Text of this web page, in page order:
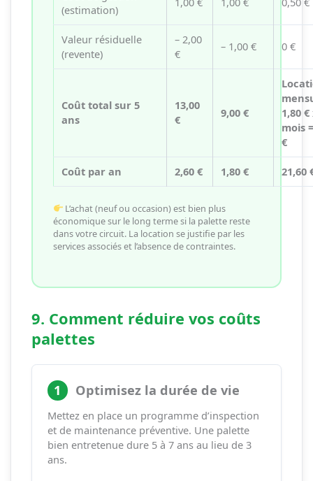
(estimation)
Valeur résiduelle
(revente)
– 2,00
€
– 1,00 € 0 €
Coût total sur 5
ans
13,00
€
9,00 €
1,80 €
mois
€
Coût par an 2,60 € 1,80 € 21,60
L’achat (neuf ou occasion) est bien plus
économique sur le long terme si la palette reste
dans votre circuit. La location se justifie par les
services associés et l’absence de contraintes.
9. Comment réduire vos coûts
palettes
1 Optimisez la durée de vie
Mettez en place un programme d’inspection
et de maintenance préventive. Une palette
bien entretenue dure 5 à 7 ans au lieu de 3
ans.